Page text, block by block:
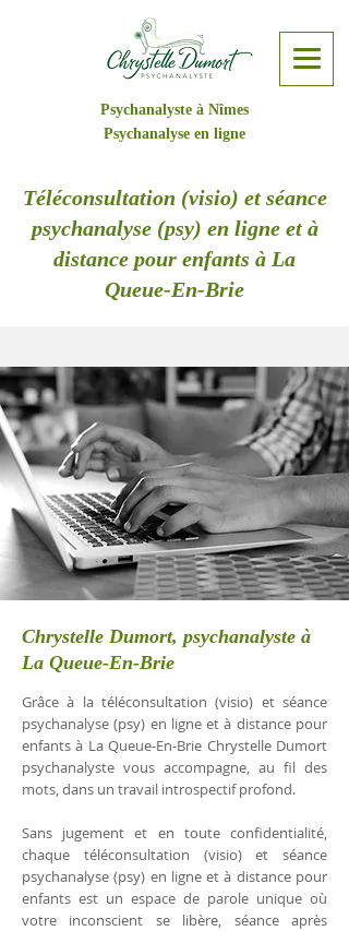
Psychanalyste à Nîmes
Psychanalyse en ligne
Téléconsultation (visio) et séance
psychanalyse (psy) en ligne et à
distance pour enfants à La
Queue-En-Brie
Chrystelle Dumort, psychanalyste à
La Queue-En-Brie
Grâce à la téléconsultation (visio) et séance
psychanalyse (psy) en ligne et à distance pour
enfants à La Queue-En-Brie Chrystelle Dumort
psychanalyste vous accompagne, au fil des
mots, dans un travail introspectif profond.
Sans jugement et en toute confidentialité,
chaque téléconsultation (visio) et séance
psychanalyse (psy) en ligne et à distance pour
enfants est un espace de parole unique où
votre inconscient se libère, séance après